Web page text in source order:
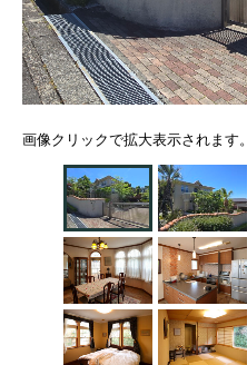
画像クリックで拡大表示されます。